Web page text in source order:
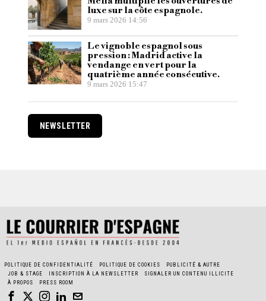
luxe sur la côte espagnole.
9 mars 2026 14:56
Le vignoble espagnol sous
pression : Madrid active la
vendange en vert pour la
quatrième année consécutive.
9 mars 2026 15:47
NEWSLETTER
POLITIQUE DE CONFIDENTIALITÉ POLITIQUE DE COOKIES
PUBLICITÉ & AUTRE
JOB & STAGE
INSCRIPTION À LA NEWSLETTER
SIGNALER UN CONTENU ILLICITE
À PROPOS
PRESS ROOM